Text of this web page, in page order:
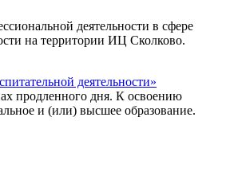
деятельности в сфере
на территории ИЦ Сколково.
деятельности»
продленного дня. К освоению
и (или) высшее образование.